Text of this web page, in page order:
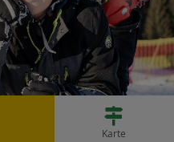

Karte